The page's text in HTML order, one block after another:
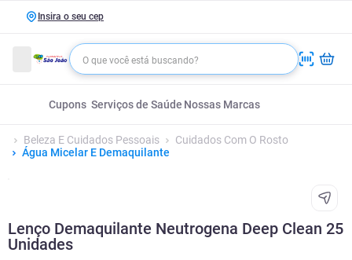
Insira o seu cep
Cupons Serviços de Saúde Nossas Marcas
Beleza E Cuidados Pessoais
Cuidados Com O Rosto
Água Micelar E Demaquilante
Lenço Demaquilante Neutrogena Deep Clean 25
Unidades